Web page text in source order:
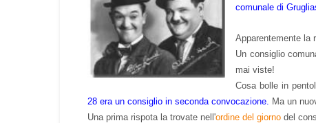
comunale di
Apparentemente la
Un consiglio
mai viste!
Cosa bolle in
28 era un consiglio in seconda convocazione. Ma un
Una prima rispota la trovate nell'ordine del giorno del